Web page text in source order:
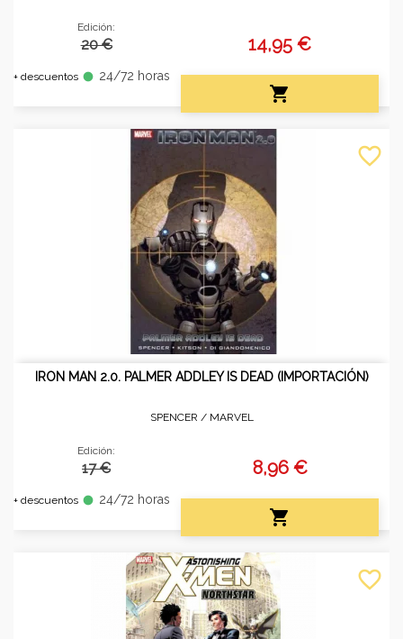
Edición:
20 €
+ descuentos fiber_manual_record 24/72 horas
14,95 €

IRON MAN 2.0. PALMER ADDLEY IS DEAD (IMPORTACIÓN)
SPENCER / MARVEL
Edición:
17 €
+ descuentos fiber_manual_record 24/72 horas
8,96 €

favorite_border
favorite_border